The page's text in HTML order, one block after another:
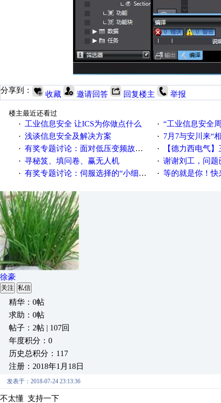
分享到： 收藏 邀请回答 回复楼主 举报
楼主最近还看过
·
工业信息安全 让ICS为你做点什么 · “工业信息安全周之我见”
· 浅谈信息安全及解决方案 · 7月7与安川来“
· 有奖专题讨论：面对低压变频故障，老手是这样解决的！ · 【德力西电气】三
· 寻秘笈、填问卷、赢无人机 · 谢谢刘工，问题
· 有奖专题讨论：伺服选择的“小细节大学问”奖励公告 · 等的就是你！快来
徐豪
关注 私信
精华：0帖
求助：0帖
帖子：2帖 | 107回
年度积分：0
历史总积分：117
注册：2018年1月18日
发表于：2018-07-24 23:13:36
不太懂 支持一下